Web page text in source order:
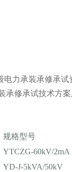
力承装承修承试
承修承试技术方
规格型号
YTCZG-60kV/2mA
YD-J-5kVA/50kV